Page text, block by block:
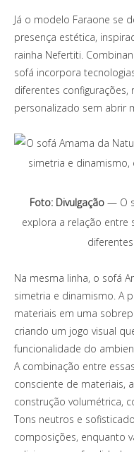
Já o modelo Faraone se
presença estética,
rainha Nefertiti.
sofá incorpora
diferentes
personalizado sem abrir
Foto: Divulgação — O
explora a relação entre
Na mesma linha, o sofá
simetria e dinamismo. A
materiais em uma
criando um jogo visual
funcionalidade do
A combinação entre
consciente de materiais,
construção volumétrica,
Tons neutros e
composições, enquanto